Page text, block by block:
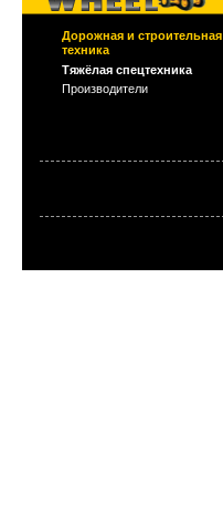
Дорожная и строительная
техника
Тяжёлая спецтехника
Производители